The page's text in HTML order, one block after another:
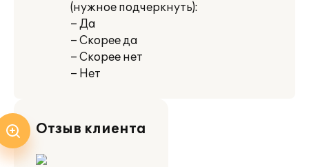
(нужное подчеркнуть):
– Да
– Скорее да
– Скорее нет
– Нет
Отзыв клиента